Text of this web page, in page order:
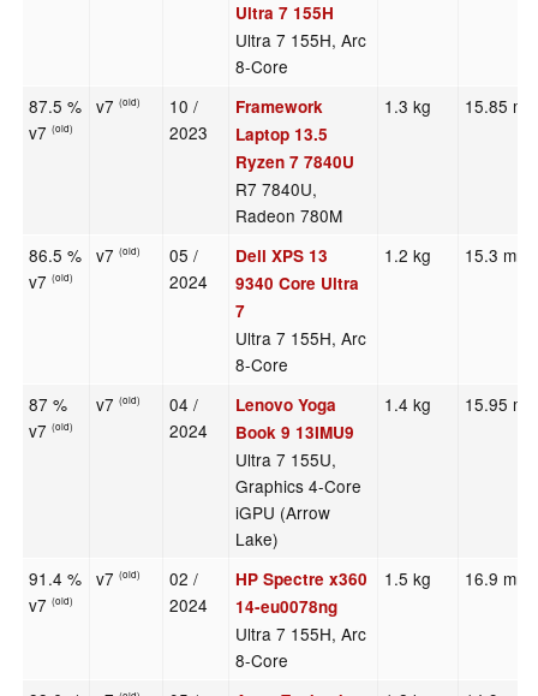
Ultra 7 155H
Ultra 7 155H, Arc
8-Core
87.5 %
v7(old)
v7(old)
10 /
2023
Framework
Laptop 13.5
Ryzen 7 7840U
R7 7840U,
Radeon 780M
1.3 kg 15.85
86.5 %
v7(old)
v7(old)
05 /
2024
Dell XPS 13
9340 Core Ultra
7
Ultra 7 155H, Arc
8-Core
1.2 kg 15.3 mm
87 %
v7(old)
v7(old)
04 /
2024
Lenovo Yoga
Book 9 13IMU9
Ultra 7 155U,
Graphics 4-Core
iGPU (Arrow
Lake)
1.4 kg 15.95
91.4 %
v7(old)
v7(old)
02 /
2024
HP Spectre x360
14-eu0078ng
Ultra 7 155H, Arc
8-Core
1.5 kg 16.9 mm